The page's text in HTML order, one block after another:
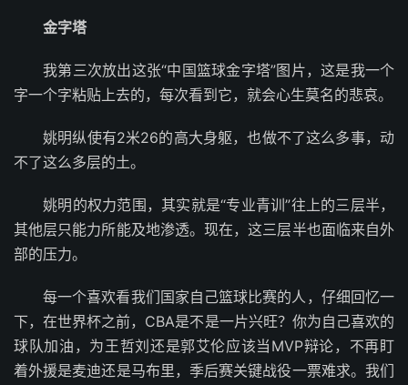
金字塔
我第三次放出这张“中国篮球金字塔”图片，这是我一个
字一个字粘贴上去的，每次看到它，就会心生莫名的悲哀。
姚明纵使有2米26的高大身躯，也做不了这么多事，动
不了这么多层的土。
姚明的权力范围，其实就是“专业青训”往上的三层半，
其他层只能力所能及地渗透。现在，这三层半也面临来自外
部的压力。
每一个喜欢看我们国家自己篮球比赛的人，仔细回忆一
下，在世界杯之前，CBA是不是一片兴旺？你为自己喜欢的
球队加油，为王哲刘还是郭艾伦应该当MVP辩论，不再盯
着外援是麦迪还是马布里，季后赛关键战役一票难求。我们